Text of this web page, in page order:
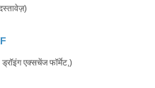
एक्सचेंज फॉर्मेट,)